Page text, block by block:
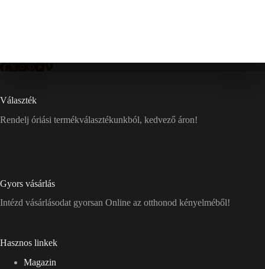
Választék
Rendelj óriási termékválasztékunkból, kedvező áron!
Gyors vásárlás
Intézd vásárlásodat gyorsan Online az otthonod kényelméből!
Hasznos linkek
Magazin